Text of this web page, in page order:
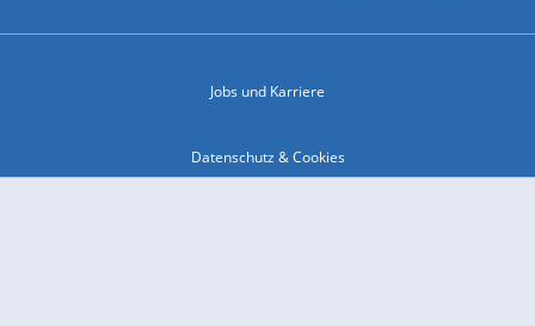
Jobs und Karriere
Datenschutz & Cookies